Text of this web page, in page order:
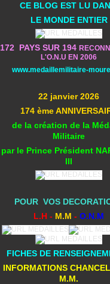
CE BLOG EST LU DA
LE MONDE ENTIER
172 PAYS SUR 194
L'O.N.U EN 2006
www.medaillemilitaire-
22 janvier 2026
174 ème
de la création de la
Militaire
par le Prince Président
III
POUR VOS
L.H - M.M - O.N.M
FICHES DE
INFORMATIONS
M.M.